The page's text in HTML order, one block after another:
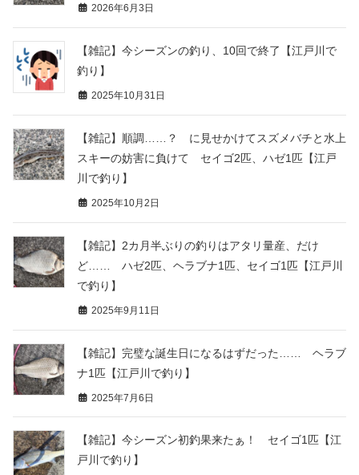
2026年6月3日
【雑記】今シーズンの釣り、10回で終了【江戸川で
釣り】
2025年10月31日
【雑記】順調……？ に見せかけてスズメバチと水上
スキーの妨害に負けて セイゴ2匹、ハゼ1匹【江戸
川で釣り】
2025年10月2日
【雑記】2カ月半ぶりの釣りはアタリ量産、だけ
ど…… ハゼ2匹、ヘラブナ1匹、セイゴ1匹【江戸川
で釣り】
2025年9月11日
【雑記】完璧な誕生日になるはずだった…… ヘラブ
ナ1匹【江戸川で釣り】
2025年7月6日
【雑記】今シーズン初釣果来たぁ！ セイゴ1匹【江
戸川で釣り】